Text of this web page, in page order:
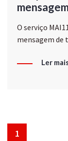
O serviço
mensagem de
Ler
1